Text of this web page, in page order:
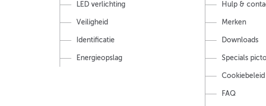
LED verlichting
Veiligheid
Identificatie
Energieopslag
Hulp &
Merken
Downloads
Specials
Cookiebeleid
FAQ